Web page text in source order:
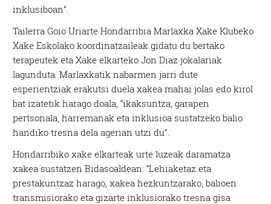
inklusiboan”.
Tailerra Goio Uriarte Hondarribia Marlaxka Xake Klubeko
Xake Eskolako koordinatzaileak gidatu du bertako
terapeutek eta Xake elkarteko Jon Diaz jokalariak
lagunduta. Marlaxkatik nabarmen jarri dute
esperientziak erakutsi duela xakea mahai jolas edo kirol
bat izatetik harago doala, “ikaksuntza, garapen
pertsonala, harremanak eta inklusioa sustatzeko balio
handiko tresna dela agerian utzi du”.
Hondarribiko xake elkarteak urte luzeak daramatza
xakea sustatzen Bidasoaldean: “Lehiaketaz eta
prestakuntzaz harago, xakea hezkuntzarako, balioen
transmisiorako eta gizarte inklusiorako tresna gisa